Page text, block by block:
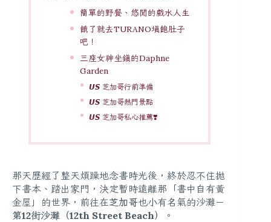
簡單的野餐、悠閒的戲水人生
餓了就去TURANO填飽肚子
吧！
三座女神坐鎮的Daphne
Garden
𝙐𝙎 芝加哥行前準備
𝙐𝙎 芝加哥熱門景點
𝙐𝙎 芝加哥私心推薦❣️
那天歷經了整天煩躁地念書時光後，終於忍不住拋
下書本、踏出家門，決定暫時遠離那「書中自有黃
金屋」的世界，前往在芝加哥也小有名氣的沙灘－
第12街沙灘（12th Street Beach）
。